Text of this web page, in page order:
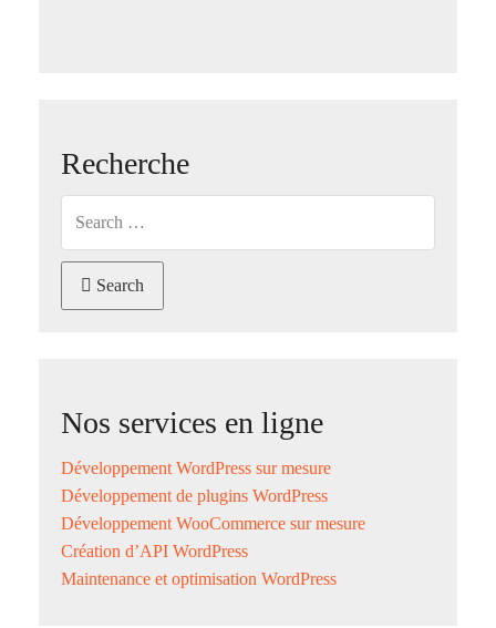
Recherche
Search
Nos services en ligne
Développement WordPress sur mesure
Développement de plugins WordPress
Développement WooCommerce sur mesure
Création d’API WordPress
Maintenance et optimisation WordPress